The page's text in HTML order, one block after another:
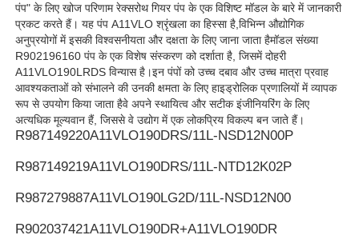
मामले
उद्धरण मांगें
Rexroth हाइड्रोलिक पंप
पार्कर हाइड्रोलिक पंप
पंप" के लिए खोज परिणाम रेक्सरोथ गियर पंप के एक विशिष्ट मॉडल के बारे में जानकारी
प्रकट करते हैं। यह पंप A11VLO श्रृंखला का हिस्सा है,विभिन्न औद्योगिक
अनुप्रयोगों में इसकी विश्वसनीयता और दक्षता के लिए जाना जाता हैमॉडल संख्या
R902196160 पंप के एक विशेष संस्करण को दर्शाता है, जिसमें दोहरी
A11VLO190LRDS विन्यास है।इन पंपों को उच्च दबाव और उच्च मात्रा प्रवाह
आवश्यकताओं को संभालने की उनकी क्षमता के लिए हाइड्रोलिक प्रणालियों में व्यापक
रूप से उपयोग किया जाता हैवे अपने स्थायित्व और सटीक इंजीनियरिंग के लिए
अत्यधिक मूल्यवान हैं, जिससे वे उद्योग में एक लोकप्रिय विकल्प बन जाते हैं।
R987149220A11VLO190DRS/11L-NSD12N00P
R987149219A11VLO190DRS/11L-NTD12K02P
R987279887A11VLO190LG2D/11L-NSD12N00
R902037421A11VLO190DR+A11VLO190DR